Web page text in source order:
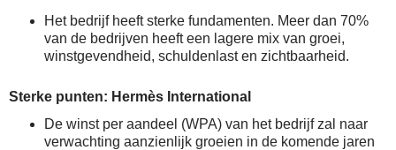
Het bedrijf heeft sterke fundamenten. Meer dan 70%
van de bedrijven heeft een lagere mix van groei,
winstgevendheid, schuldenlast en zichtbaarheid.
Sterke punten: Hermès International
De winst per aandeel (WPA) van het bedrijf zal naar
verwachting aanzienlijk groeien in de komende jaren